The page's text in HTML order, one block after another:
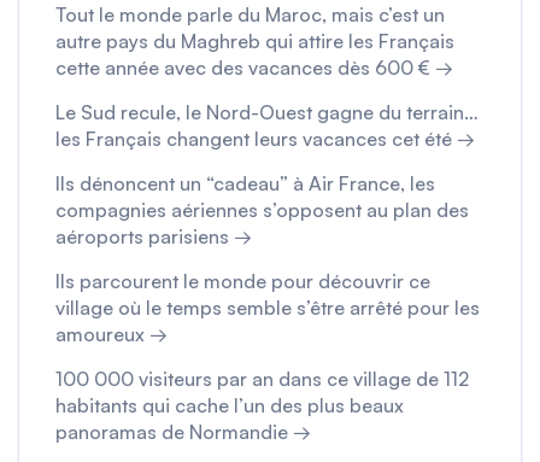
Tout le monde parle du Maroc, mais c’est un
autre pays du Maghreb qui attire les Français
cette année avec des vacances dès 600 € →
Le Sud recule, le Nord-Ouest gagne du terrain…
les Français changent leurs vacances cet été →
Ils dénoncent un “cadeau” à Air France, les
compagnies aériennes s’opposent au plan des
aéroports parisiens →
Ils parcourent le monde pour découvrir ce
village où le temps semble s’être arrêté pour les
amoureux →
100 000 visiteurs par an dans ce village de 112
habitants qui cache l’un des plus beaux
panoramas de Normandie →